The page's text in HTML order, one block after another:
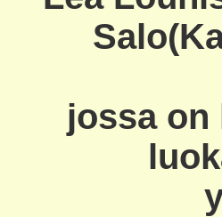
jossa on